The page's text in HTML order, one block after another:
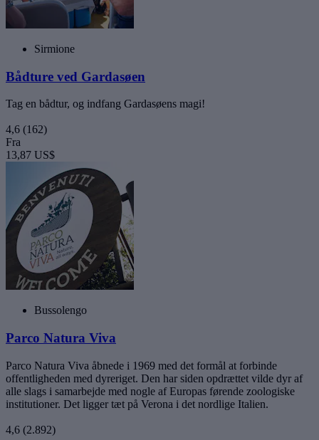
Sirmione
Bådture ved Gardasøen
Tag en bådtur, og indfang Gardasøens magi!
4,6 (162)
Fra
13,87 US$
Bussolengo
Parco Natura Viva
Parco Natura Viva åbnede i 1969 med det formål at forbinde
offentligheden med dyreriget. Den har siden opdrættet vilde dyr af
alle slags i samarbejde med nogle af Europas førende zoologiske
institutioner. Det ligger tæt på Verona i det nordlige Italien.
4,6 (2.892)